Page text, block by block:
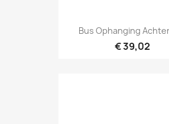
Bus Ophanging
€ 39,02